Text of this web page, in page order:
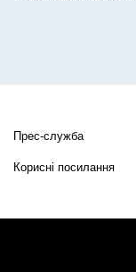
Прес-служба
Корисні посилання